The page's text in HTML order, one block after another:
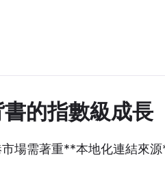
的指數級成長
場需著重**本地化連結來源